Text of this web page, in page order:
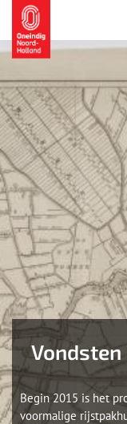
Begin 2015 is het
voormalige